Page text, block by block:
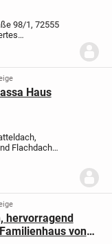
98/1, 72555
ab August
Haus
Flachdach
können
den...
hervorragend
von